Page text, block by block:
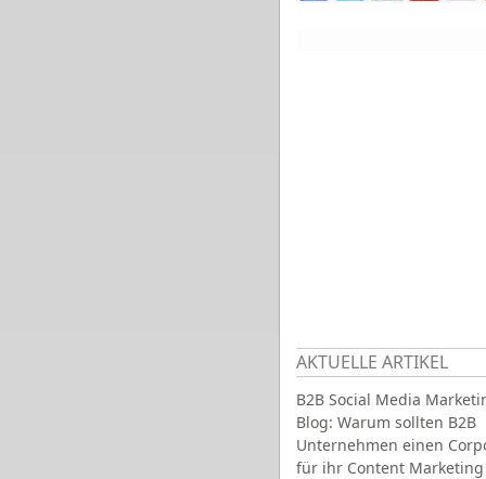
AKTUELLE ARTIKEL
B2B Social Media
Blog: Warum sollten B2B
Unternehmen einen
für ihr Content Marketing